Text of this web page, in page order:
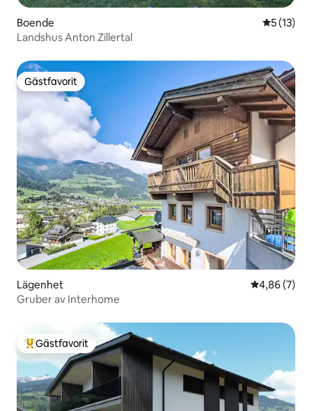
Boende 5 av 5 i
5 (13)
Landshus Anton Zillertal
Gästfavorit
Gästfavorit
Lägenhet 4,86 av 5 i
4,86 (7)
Gruber av Interhome
Populär gästfavorit
Gästfavorit